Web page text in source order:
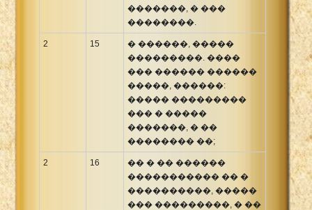
�������, � ���
��������.
2 15
� ������, �����
���������. ����
��� ������ ������
�����, ������:
����� ���������
��� � �����
�������, � ��
�������� ��;
2 16
�� � �� ������
����������� �� �
����������, �����
��� ���������, � ��